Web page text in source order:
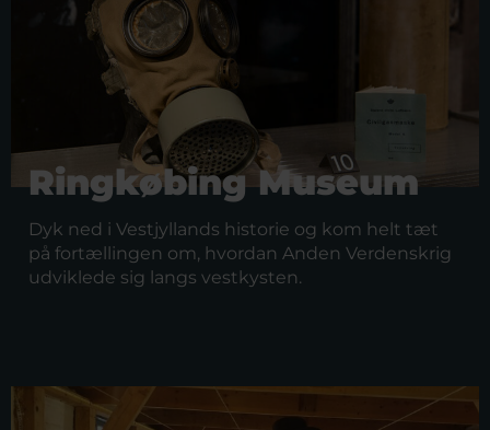
Ringkøbing Museum
Dyk ned i Vestjyllands historie og kom helt tæt
på fortællingen om, hvordan Anden Verdenskrig
udviklede sig langs vestkysten.